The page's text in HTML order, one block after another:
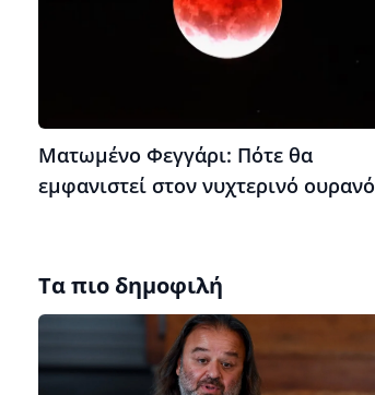
Ματωμένο Φεγγάρι: Πότε θα
εμφανιστεί στον νυχτερινό ουρανό
Τα πιο δημοφιλή